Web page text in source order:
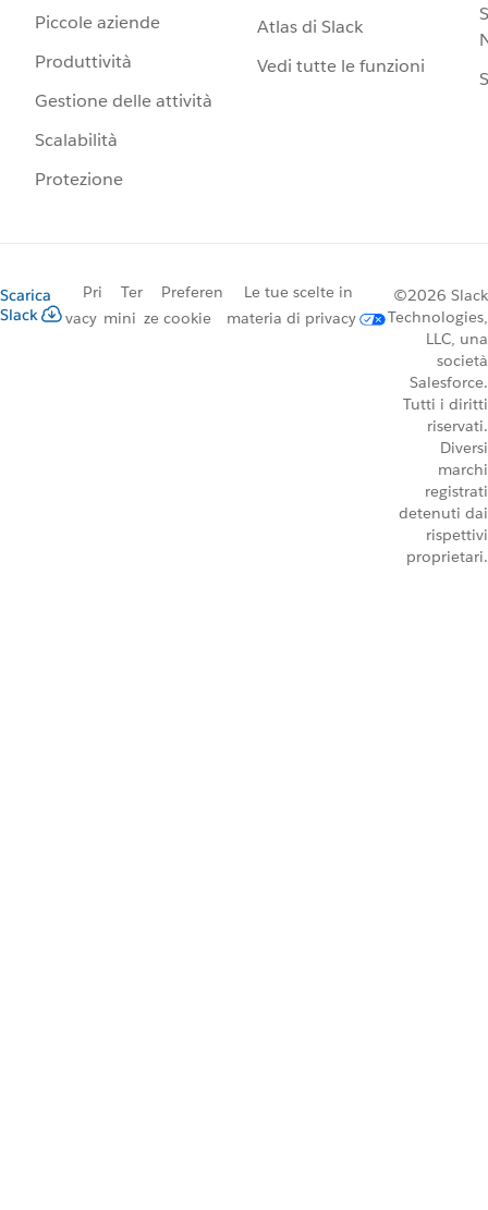
Piccole aziende
Produttività
Gestione delle attività
Scalabilità
Protezione
Atlas di Slack
Vedi tutte le funzioni
Scarica
Slack
Pri
vacy
Ter
mini
Preferen
ze cookie
Le tue scelte in
materia di privacy
©2026 Slack
Technologies,
LLC, una
società
Salesforce.
Tutti i diritti
riservati.
Diversi
marchi
registrati
detenuti dai
rispettivi
proprietari.